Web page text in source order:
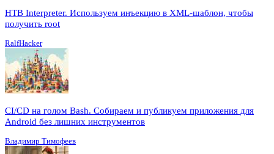
HTB Interpreter. Используем инъекцию в XML-шаблон, чтобы
получить root
RalfHacker
CI/CD на голом Bash. Собираем и публикуем приложения для
Android без лишних инструментов
Владимир Тимофеев